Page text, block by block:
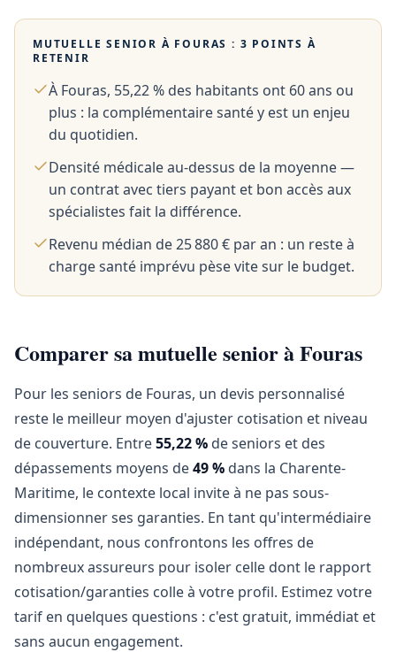
MUTUELLE SENIOR À FOURAS : 3 POINTS À
RETENIR
À Fouras, 55,22 % des habitants ont 60 ans ou
plus : la complémentaire santé y est un enjeu
du quotidien.
Densité médicale au-dessus de la moyenne —
un contrat avec tiers payant et bon accès aux
spécialistes fait la différence.
Revenu médian de 25 880 € par an : un reste à
charge santé imprévu pèse vite sur le budget.
Comparer sa mutuelle senior à Fouras
Pour les seniors de Fouras, un devis personnalisé
reste le meilleur moyen d'ajuster cotisation et niveau
de couverture. Entre55,22 % de seniors et des
dépassements moyens de49 % dans la Charente-
Maritime, le contexte local invite à ne pas sous-
dimensionner ses garanties. En tant qu'intermédiaire
indépendant, nous confrontons les offres de
nombreux assureurs pour isoler celle dont le rapport
cotisation/garanties colle à votre profil. Estimez votre
tarif en quelques questions : c'est gratuit, immédiat et
sans aucun engagement.